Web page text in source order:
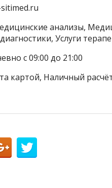
анализы,
Услуги
с 09:00 до 21:00
картой, Наличный